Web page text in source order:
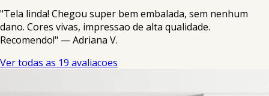
"Tela linda! Chegou super bem embalada, sem nenhum
dano. Cores vivas, impressao de alta qualidade.
Recomendo!" — Adriana V.
Ver todas as 19 avaliacoes